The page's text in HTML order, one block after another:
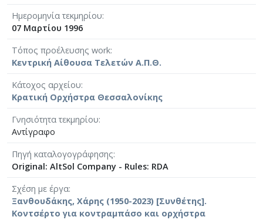
Ημερομηνία τεκμηρίου
07 Μαρτίου 1996
Τόπος προέλευσης work
Κεντρική Αίθουσα Τελετών Α.Π.Θ.
Κάτοχος αρχείου
Κρατική Ορχήστρα Θεσσαλονίκης
Γνησιότητα τεκμηρίου
Αντίγραφο
Πηγή καταλογογράφησης
Original: AltSol Company - Rules: RDA
Σχέση με έργα
Ξανθουδάκης, Χάρης (1950-2023) [Συνθέτης].
Κοντσέρτο για κοντραμπάσο και ορχήστρα